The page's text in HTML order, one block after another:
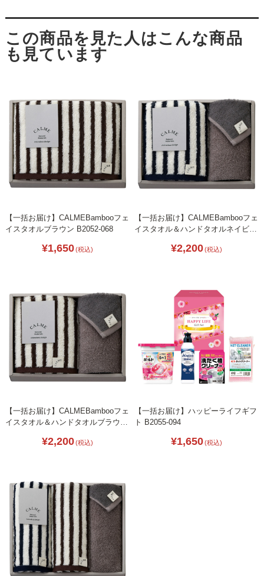
【一括お届け】CALMEBambooフェ
イスタオルブラウン B2052-068
¥1,650(税込)
【一括お届け】CALMEBambooフェ
イスタオル＆ハンドタオルネイビー
¥2,200(税込)
【一括お届け】CALMEBambooフェ
イスタオル＆ハンドタオルブラウン
¥2,200(税込)
【一括お届け】ハッピーライフギフ
ト B2055-094
¥1,650(税込)